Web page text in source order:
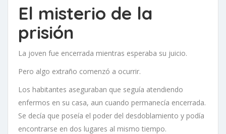
El misterio de la
prisión
La joven fue encerrada mientras esperaba su juicio.
Pero algo extraño comenzó a ocurrir.
Los habitantes aseguraban que seguía atendiendo
enfermos en su casa, aun cuando permanecía encerrada.
Se decía que poseía el poder del desdoblamiento y podía
encontrarse en dos lugares al mismo tiempo.